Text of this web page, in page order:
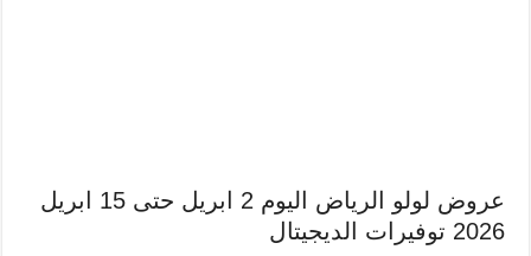
عروض لولو الرياض اليوم 2 ابريل حتى 15 ابريل
2026 توفيرات الديجيتال